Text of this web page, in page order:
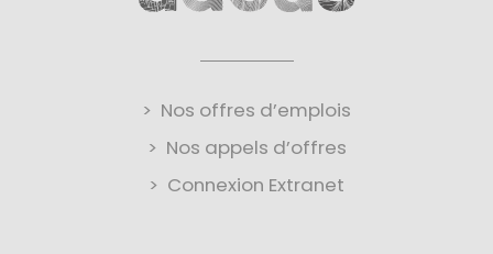
Nos offres d’emplois
Nos appels d’offres
Connexion Extranet